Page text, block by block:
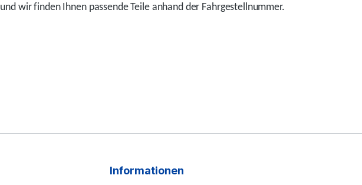
und wirfindenIhnen passende Teile anhand der Fahrgestellnummer.
Informationen